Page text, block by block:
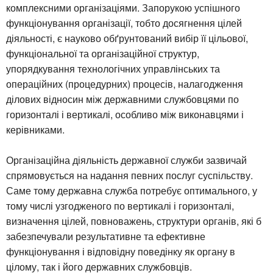
комплексними організаціями. Запорукою успішного
функціонування організації, тобто досягнення цілей
діяльності, є науково обґрунтований вибір її цільової,
функціональної та організаційної структур,
упорядкування технологічних управлінських та
операційних (процедурних) процесів, налагодження
ділових відносин між державними службовцями по
горизонталі і вертикалі, особливо між виконавцями і
керівниками.
Організаційна діяльність державної служби зазвичай
спрямовується на надання певних послуг суспільству.
Саме тому державна служба потребує оптимального, у
тому числі узгодженого по вертикалі і горизонталі,
визначення цілей, повноважень, структури органів, які б
забезпечували результативне та ефективне
функціонування і відповідну поведінку як органу в
цілому, так і його державних службовців.